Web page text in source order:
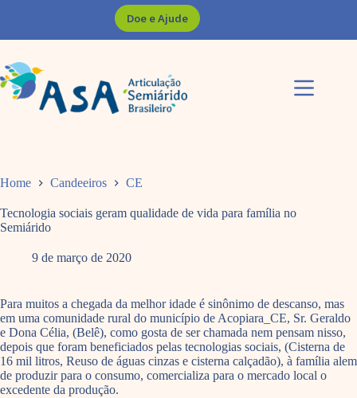
Doe e Ajude
Home Candeeiros CE
Tecnologia sociais geram qualidade de vida para família no
Semiárido
9 de março de 2020
Para muitos a chegada da melhor idade é sinônimo de descanso, mas
em uma comunidade rural do município de Acopiara_CE, Sr. Geraldo
e Dona Célia, (Belê), como gosta de ser chamada nem pensam nisso,
depois que foram beneficiados pelas tecnologias sociais, (Cisterna de
16 mil litros, Reuso de águas cinzas e cisterna calçadão), à família alem
de produzir para o consumo, comercializa para o mercado local o
excedente da produção.